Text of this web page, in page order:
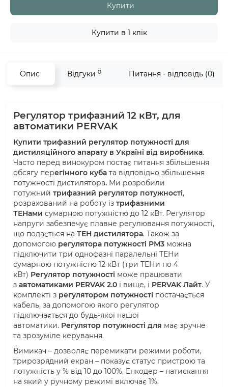
Купити
Купити в 1 клік
Опис Відгуки 0 Питання - відповідь (0)
Регулятор трифазний 12 кВт, для
автоматики PERVAK
Купити трифазний регулятор потужності для
дистиляційного апарату в Україні від виробника.
Часто перед винокуром постає питання збільшення
обсягу перегінного куба та відповідно збільшення
потужності дистилятора. Ми розробили
потужний трифазний регулятор потужності,
розрахований на роботу із трифазними
ТЕНами сумарною потужністю до 12 кВт. Регулятор
напруги забезпечує плавне регулювання потужності,
що подається на ТЕН дистилятора. Також за
допомогою регулятора потужності РМ3 можна
підключити три однофазні паралельні ТЕНи
сумарною потужністю 12 кВт (три ТЕНи по 4
кВт) Регулятор потужності може працювати
з автоматиками PERVAK 2.0 і вище, і PERVAK Лайт. У
комплекті з регулятором потужності постачається
кабель, за допомогою якого регулятор
підключається до будь-якої нашої
автоматики. Регулятор потужності для має зручне
та зрозуміле керування.
Вимикач – дозволяє перемикати режими роботи,
трирозрядний екран – показує статус пристрою та
потужність у % від 10 до 100%, Енкодер – натискання
на який у ручному режимі включає 1%.